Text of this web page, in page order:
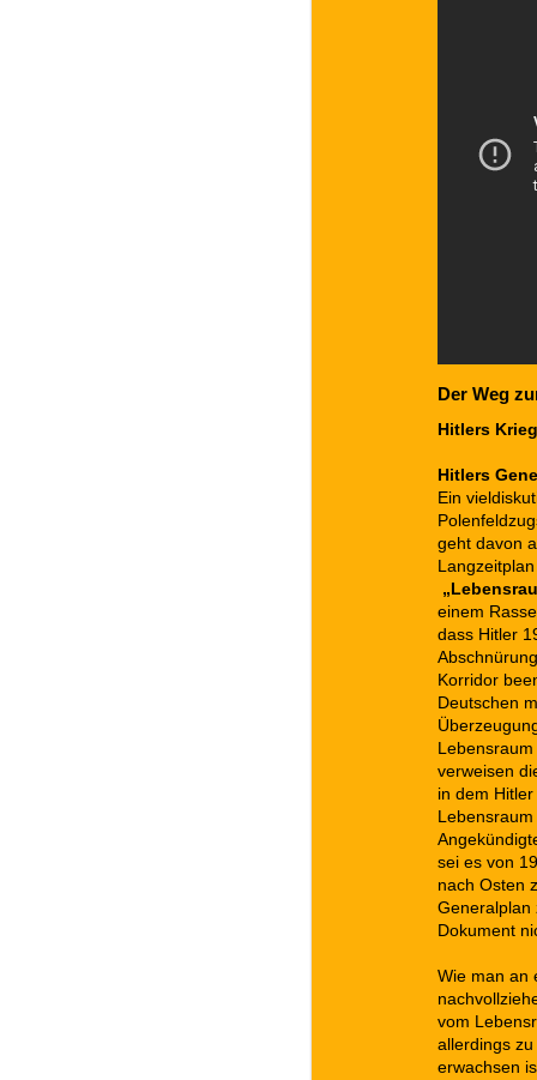
Der Weg
Hitlers
Hitlers
Ein
geht davon
einem
dass Hitler
Korridor
Deutschen
verweisen
in dem
sei es von
nach Osten
Generalplan
Dokument
Wie man an
vom
allerdings
erwachsen